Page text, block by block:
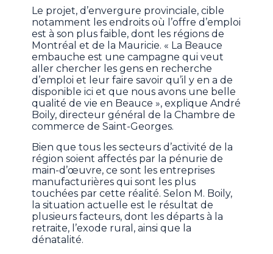
Le projet, d’envergure provinciale, cible
notamment les endroits où l’offre d’emploi
est à son plus faible, dont les régions de
Montréal et de la Mauricie. « La Beauce
embauche est une campagne qui veut
aller chercher les gens en recherche
d’emploi et leur faire savoir qu’il y en a de
disponible ici et que nous avons une belle
qualité de vie en Beauce », explique André
Boily, directeur général de la Chambre de
commerce de Saint-Georges.
Bien que tous les secteurs d’activité de la
région soient affectés par la pénurie de
main-d’œuvre, ce sont les entreprises
manufacturières qui sont les plus
touchées par cette réalité. Selon M. Boily,
la situation actuelle est le résultat de
plusieurs facteurs, dont les départs à la
retraite, l’exode rural, ainsi que la
dénatalité.